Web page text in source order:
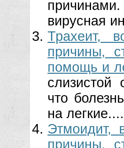
вирусная
Трахеит,
причины,
помощь и
слизистой
что
на легкие....
Этмоидит,
причины,